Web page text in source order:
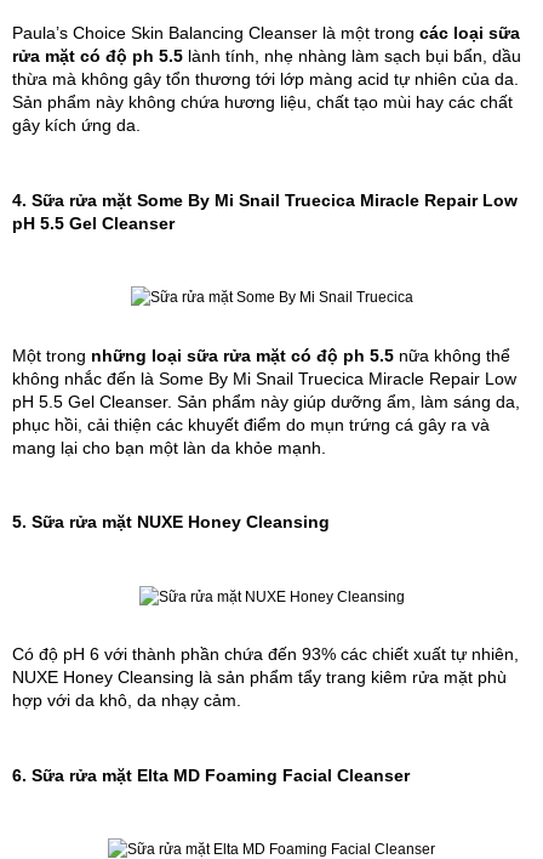
Paula’s Choice Skin Balancing Cleanser là một trong các loại sữa
rửa mặt có độ ph 5.5 lành tính, nhẹ nhàng làm sạch bụi bẩn, dầu
thừa mà không gây tổn thương tới lớp màng acid tự nhiên của da.
Sản phẩm này không chứa hương liệu, chất tạo mùi hay các chất
gây kích ứng da.
4. Sữa rửa mặt Some By Mi Snail Truecica Miracle Repair Low
pH 5.5 Gel Cleanser
Một trong những loại sữa rửa mặt có độ ph 5.5 nữa không thể
không nhắc đến là Some By Mi Snail Truecica Miracle Repair Low
pH 5.5 Gel Cleanser. Sản phẩm này giúp dưỡng ẩm, làm sáng da,
phục hồi, cải thiện các khuyết điểm do mụn trứng cá gây ra và
mang lại cho bạn một làn da khỏe mạnh.
5. Sữa rửa mặt NUXE Honey Cleansing
Có độ pH 6 với thành phần chứa đến 93% các chiết xuất tự nhiên,
NUXE Honey Cleansing là sản phẩm tẩy trang kiêm rửa mặt phù
hợp với da khô, da nhạy cảm.
6. Sữa rửa mặt Elta MD Foaming Facial Cleanser